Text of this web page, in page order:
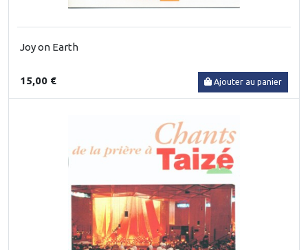
Joy on Earth
15,00 € Ajouter au panier